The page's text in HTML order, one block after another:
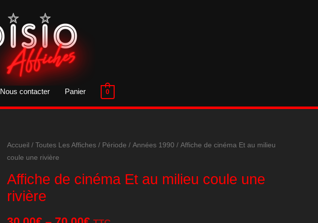
Nous contacter Panier 0
Accueil / Toutes Les Affiches / Période / Années 1990 / Affiche de cinéma Et au milieu
coule une rivière
Affiche de cinéma Et au milieu coule une
rivière